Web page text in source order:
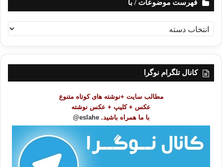
فهرست موضوعات / با
ه
ر
کانال تلگرام نوگرا
مطالب سایت +نوشته های کوتاه متنوع
عکس + کلیپ + عکس نوشته
با ما همراه باشید. eslahe@